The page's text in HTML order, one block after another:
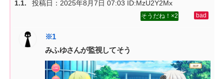
投稿日： 2025年8月7日 07:03 ID:MzU2Y2Mx
2
みふゆさんが監視してそう